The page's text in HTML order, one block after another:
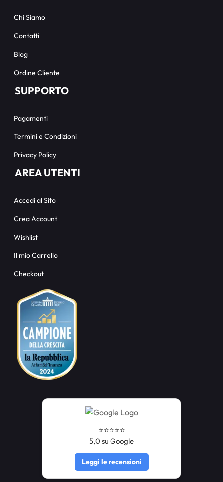
Chi Siamo
Contatti
Blog
Ordine Cliente
SUPPORTO
Pagamenti
Termini e Condizioni
Privacy Policy
AREA UTENTI
Accedi al Sito
Crea Account
Wishlist
Il mio Carrello
Checkout
⭐️⭐️⭐️⭐️⭐️
5,0 su Google
Leggi le recensioni